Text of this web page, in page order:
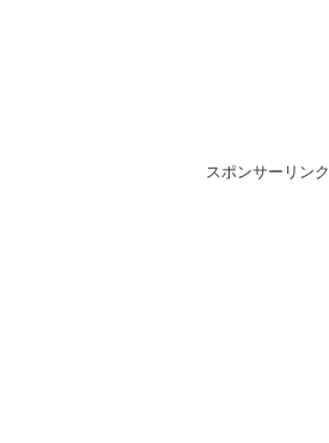
スポンサーリンク